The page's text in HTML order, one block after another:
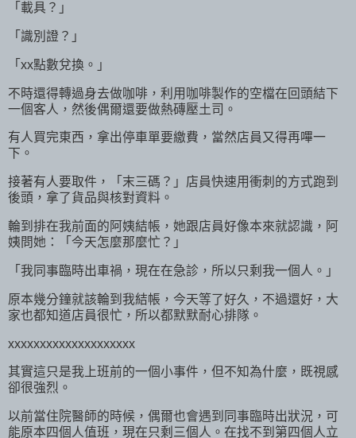
「載具？」
「識別證？」
「xx點數兌換。」
不時還得轉過身去做咖啡，利用咖啡製作的空檔在回頭結下
一個客人，然後偶爾還要做熱磚壓土司。
有人買完東西，拿出停車單要繳費，當然店員又得再嗶一
下。
接著有人要取件，「末三碼？」店員快速用衝刺的方式跑到
後頭，拿了貨品與核對資料。
輪到排在我前面的阿姨結帳，她跟店員好像本來就認識，阿
姨問她：「今天怎麼那麼忙？」
「我同事臨時出車禍，現在在急診，所以只剩我一個人。」
原本幾分鐘就該輪到我結帳，今天等了好久，不過還好，大
家也都知道店員很忙，所以都默默耐心排隊。
xxxxxxxxxxxxxxxxxxxx
其實這只是我上班前的一個小事件，但不知為什麼，既視感
卻很強烈。
以前當住院醫師的時候，偶爾也會遇到同事臨時出狀況，可
能原本四個人值班，現在只剩三個人。在找不到第四個人立